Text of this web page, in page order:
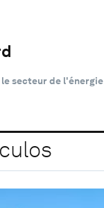
secteur de l'énergie